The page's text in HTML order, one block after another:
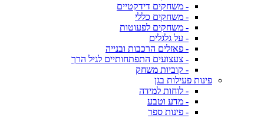
- משחקים דידקטיים
- משחקים כללי
- משחקים לפעוטות
- על גלגלים
- פאזלים הרכבות ובנייה
- צעצועים התפתחותיים לגיל הרך
- קוביות משחק
פינות פעילות בגן
- לוחות למידה
- מדע וטבע
- פינות ספר